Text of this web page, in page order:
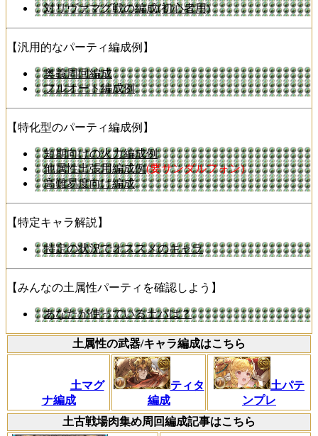
対リヴァマグ戦の編成(初心者用)
【汎用的なパーティ編成例】
奥義周回編成
フルオート編成例
【特化型のパーティ編成例】
短期向けの火力編成例
他属性出張用編成例(要サンダルフォン)
高難易度向け編成
【特定キャラ解説】
特定の状況でオススメのキャラ
【みんなの土属性パーティを確認しよう】
あなたが使っている土パは？
土属性の武器/キャラ編成はこちら
土マグ
ナ編成
ティタ
編成
土パテ
ンプレ
土古戦場肉集め周回編成記事はこちら